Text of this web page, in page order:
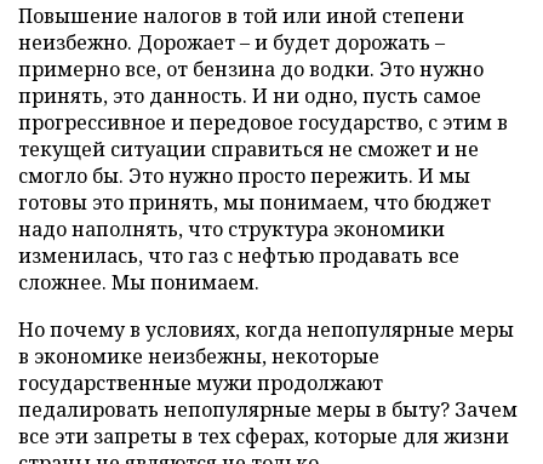
Повышение налогов в той или иной степени
неизбежно. Дорожает – и будет дорожать –
примерно все, от бензина до водки. Это нужно
принять, это данность. И ни одно, пусть самое
прогрессивное и передовое государство, с этим в
текущей ситуации справиться не сможет и не
смогло бы. Это нужно просто пережить. И мы
готовы это принять, мы понимаем, что бюджет
надо наполнять, что структура экономики
изменилась, что газ с нефтью продавать все
сложнее. Мы понимаем.
Но почему в условиях, когда непопулярные меры
в экономике неизбежны, некоторые
государственные мужи продолжают
педалировать непопулярные меры в быту? Зачем
все эти запреты в тех сферах, которые для жизни